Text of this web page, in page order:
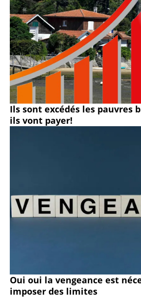
Ils sont excédés les pauvres
ils vont payer!
Oui oui la vengeance est
imposer des limites